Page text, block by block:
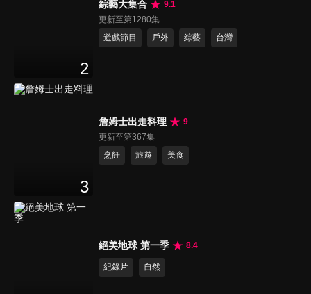
2
綜藝大集合
9.1
更新至第1280集
遊戲節目
戶外 綜藝 台灣
3
詹姆士出走料理
9
更新至第367集
烹飪
旅遊 美食
絕美地球 第一季 8.4
紀錄片 自然